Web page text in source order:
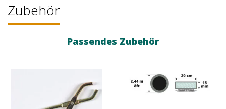
Zubehör
Passendes Zubehör